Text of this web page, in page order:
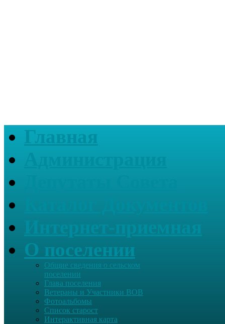
Главная
О поселении
Общие сведения о сельском
поселении
Глава поселения
Ветераны и Участники ВОВ
Фотоальбомы
Список старост
Интерактивная карта